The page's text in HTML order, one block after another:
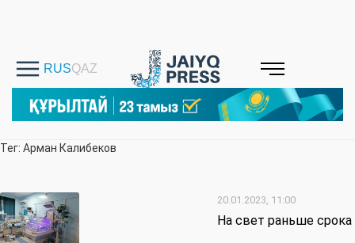
Тег: Арман Калибеков
20.01.2023, 11:00
На свет раньше срока